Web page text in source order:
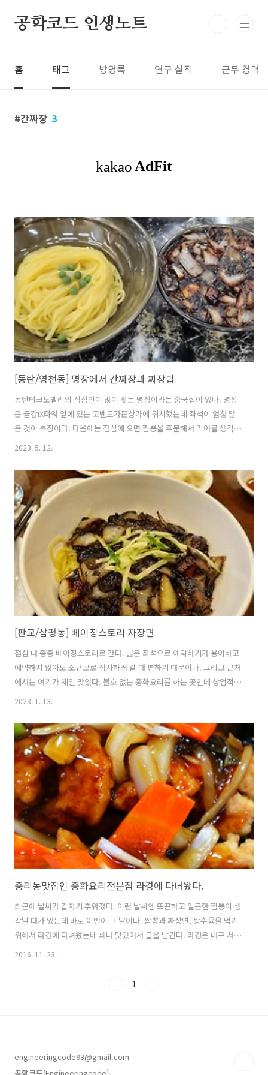
공학코드 인생노트
홈 태그 방명록 연구 실적 근무 경력
간짜장 3
[동탄/영천동] 명장에서 간짜장과 짜장밥
동탄테크노밸리의 직장인이 많이 찾는 명장이라는 중국집이 있다. 명장
은 금강IX타워 앞에 있는 코벤트가든상가에 위치했는데 좌석이 엄청 많
은 것이 특징이다. 다음에는 점심에 오면 짬뽕을 주문해서 먹어볼 생각이
다. 저녁에 오면 요리류와 고량주를 먹어볼까 싶다.
2023. 5. 12.
[판교/삼평동] 베이징스토리 자장면
점심 때 종종 베이징스토리로 간다. 넓은 좌석으로 예약하기가 용이하고
예약하지 않아도 소규모로 식사하러 갈 때 편하기 때문이다. 그리고 근처
에서는 여기가 제일 맛있다. 불호 없는 중화요리를 하는 곳인데 상업적으
로 세련된 요리라고도 할 수 있을 것 같다. 나는 사실 이런 스타일 보다는
다. 베이징스토리의 자장면의 면은 적당히 잘 익었고 자장 소스는 간자장
스타일로 나오며 쓸데 없는 잡내가 없는 것이 특징이다. 베이징스토리는
삼환하이펙스에 위치해있으며 이용 고객은 주차장을 2시간 사용할 수 있
다.
2023. 1. 13.
중리동맛집인 중화요리전문점 라경에 다녀왔다.
최근에 날씨가 갑자기 추워졌다. 이런 날씨엔 뜨끈하고 얼큰한 짬뽕이 생
각날 때가 있는데 바로 이번이 그 날이다. 짬뽕과 짜장면, 탕수육을 먹기
위해서 라경에 다녀왔는데 꽤나 맛있어서 글을 남긴다. 라경은 대구 서구
중리동 115-4에 위치해있다. 에어간판이 있어서 초행길인 나라해도 멀
동의 가격이 참 착하다. 보통 우동 가격은 잘 안 적어두는데 여기는 적는
2016. 11. 23.
1
engineeringcode93@gmail.com